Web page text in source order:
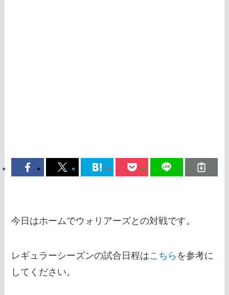
今日はホームでウォリアーズとの対戦です。
レギュラーシーズンの試合日程はこちら を参考に
してください。